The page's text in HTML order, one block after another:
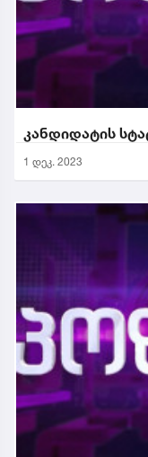
კანდიდატის
1 დეკ. 2023